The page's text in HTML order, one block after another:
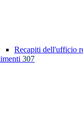
Recapiti dell'ufficio
307